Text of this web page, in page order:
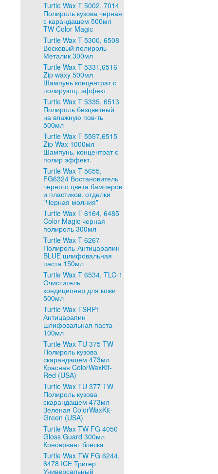
Turtle Wax T 5002, 7014
Полироль кузова черная
с карандашем 500мл
TW Color Magic
Turtle Wax T 5300, 6508
Восковый полироль
Металик 300мл
Turtle Wax T 5331,6516
Zip waxy 500мл
Шампунь концентрат с
полирующ. эффект
Turtle Wax T 5335, 6513
Полироль безцветный
на влажную пов-ть
500мл
Turtle Wax T 5597,6515
Zip Wax 1000мл
Шампунь, концентрат с
полир эффект.
Turtle Wax T 5655,
FG6324 Востановитель
черного цвета бамперов
и пластиков. отделки
"Черная молния"
Turtle Wax T 6164, 6485
Color Magic черная
полироль 300мл
Turtle Wax T 6267
Полироль-Антицарапин
BLUE шлифовальная
паста 150мл
Turtle Wax T 6534, TLC-1
Очиститель
кондиционер для кожи
500мл
Turtle Wax TSRP1
Антицарапин
шлифовальная паста
100мл
Turtle Wax TU 375 TW
Полироль кузова
скарандашем 473мл
Красная ColorWaxKit-
Red (USA)
Turtle Wax TU 377 TW
Полироль кузова
скарандашем 473мл
Зеленая ColorWaxKit-
Green (USA)
Turtle Wax TW FG 4050
Gloss Guard 300мл
Консервант блеска
Turtle Wax TW FG 6244,
6478 ICE Тригер
Универсальный